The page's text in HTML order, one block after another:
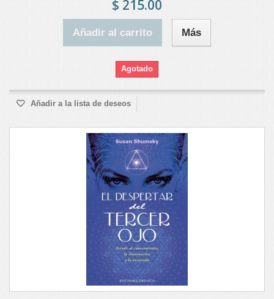
$ 215.00
Añadir al carrito Más
Agotado
Añadir a la lista de deseos